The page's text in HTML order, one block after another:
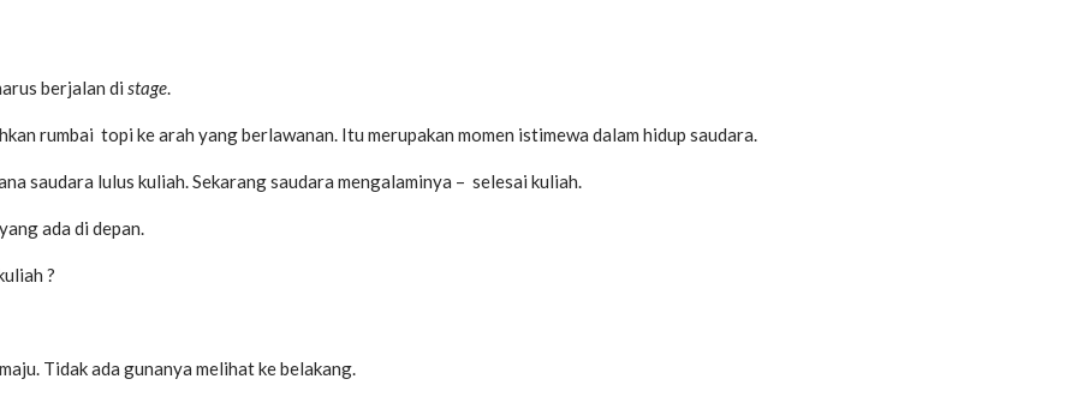
berjalan di stage.
rumbai topi ke arah yang berlawanan. Itu merupakan momen istimewa dalam hidup saudara.
saudara lulus kuliah. Sekarang saudara mengalaminya – selesai kuliah.
ada di depan.
?
Tidak ada gunanya melihat ke belakang.